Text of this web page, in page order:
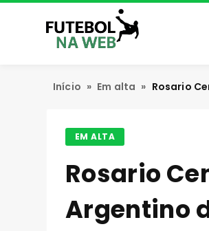
Início » Em alta » Rosario
EM ALTA
Rosario
Argentino